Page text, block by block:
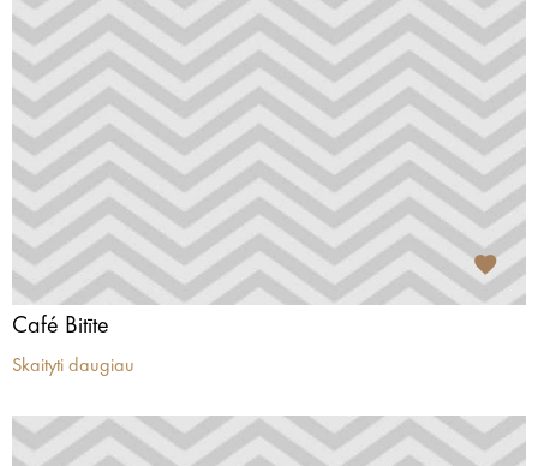
Café Bitīte
Skaityti daugiau